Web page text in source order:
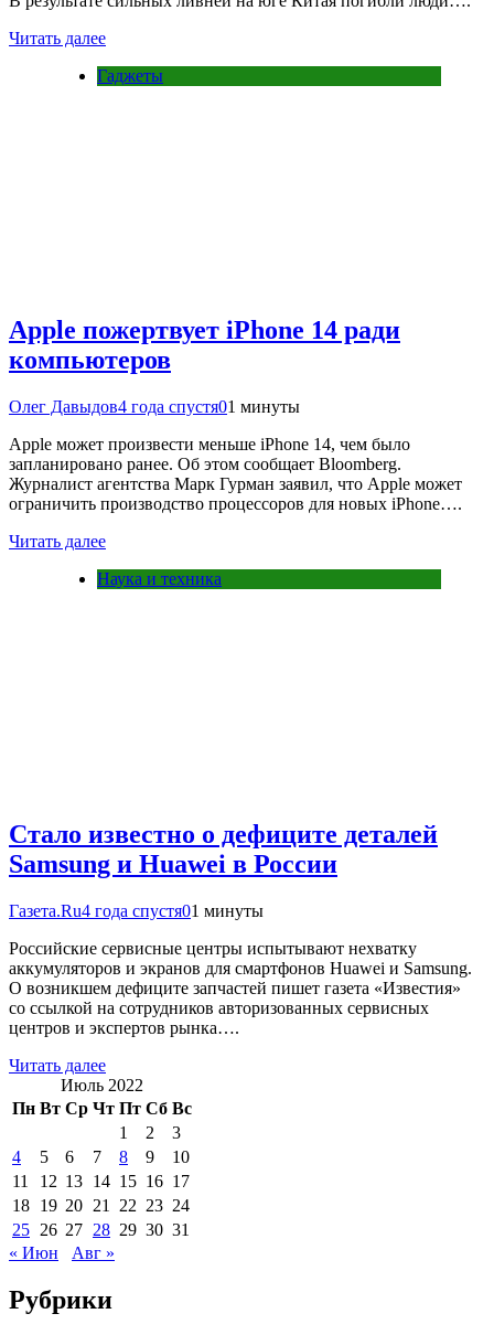
Читать далее
Гаджеты
Apple пожертвует iPhone 14 ради
компьютеров
Олег Давыдов4 года спустя01 минуты
Apple может произвести меньше iPhone 14, чем было
запланировано ранее. Об этом сообщает Bloomberg.
Журналист агентства Марк Гурман заявил, что Apple может
ограничить производство процессоров для новых iPhone….
Читать далее
Наука и техника
Стало известно о дефиците деталей
Samsung и Huawei в России
Газета.Ru4 года спустя01 минуты
Российские сервисные центры испытывают нехватку
аккумуляторов и экранов для смартфонов Huawei и Samsung.
О возникшем дефиците запчастей пишет газета «Известия»
со ссылкой на сотрудников авторизованных сервисных
центров и экспертов рынка….
Читать далее
Июль 2022
Пн Вт Ср Чт Пт Сб Вс
1
2
3
4
5 6 7 8 9
10
11
12 13 14 15 16 17
18 19 20 21 22 23 24
25 26 27 28 29 30 31
« Июн
Авг »
Рубрики